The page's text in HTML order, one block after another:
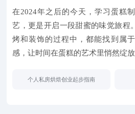
在2024年之后的今天，学习蛋糕
艺，更是开启一段甜蜜的味觉旅程
烤和装饰的过程中，都能找到属
感，让时间在蛋糕的艺术里悄然绽放
个人私房烘焙创业起步指南